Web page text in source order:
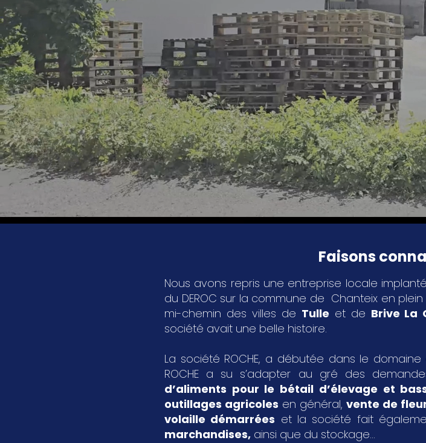
Faisons
Nous avons repris une entreprise locale
du DEROC sur la commune de Chanteix en
mi-chemin des villes de Tulle et de Brive La
société avait une belle histoire.
La société ROCHE, a débutée dans le
ROCHE a su s’adapter au gré des
d’aliments pour le bétail d’élevage et
outillages agricoles en général, vente de
volaille démarrées et la société fait
marchandises, ainsi que du stockage...